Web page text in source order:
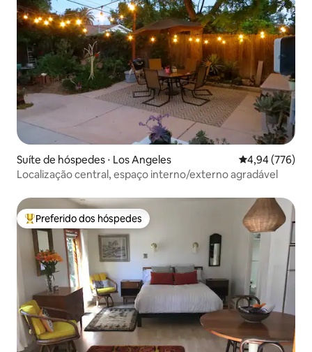
Suíte de hóspedes ⋅ Los Angeles 4,94 de uma
4,94 (776)
Localização central, espaço interno/externo agradável
Entre os melhores preferidos dos hóspedes
Preferido dos hóspedes